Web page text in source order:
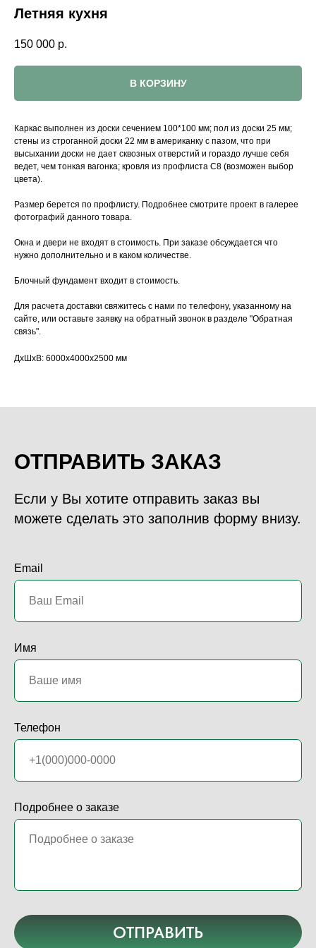
Летняя кухня
150 000 р.
В КОРЗИНУ
Каркас выполнен из доски сечением 100*100 мм; пол из доски 25 мм;
стены из строганной доски 22 мм в американку с пазом, что при
высыхании доски не дает сквозных отверстий и гораздо лучше себя
ведет, чем тонкая вагонка; кровля из профлиста С8 (возможен выбор
цвета).
Размер берется по профлисту. Подробнее смотрите проект в галерее
фотографий данного товара.
Окна и двери не входят в стоимость. При заказе обсуждается что
нужно дополнительно и в каком количестве.
Блочный фундамент входит в стоимость.
Для расчета доставки свяжитесь с нами по телефону, указанному на
сайте, или оставьте заявку на обратный звонок в разделе "Обратная
связь".
ДxШxВ: 6000x4000x2500 мм
ОТПРАВИТЬ ЗАКАЗ
Если у Вы хотите отправить заказ вы
можете сделать это заполнив форму внизу.
Email
Имя
Телефон
Подробнее о заказе
ОТПРАВИТЬ